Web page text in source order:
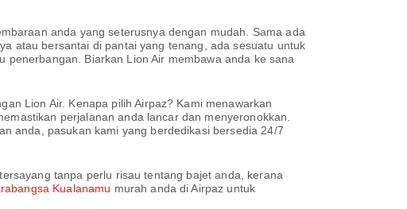
anda yang seterusnya dengan mudah. Sama ada
atau bersantai di pantai yang tenang, ada sesuatu untuk
Biarkan Lion Air membawa anda ke sana
Lion Air. Kenapa pilih Airpaz? Kami menawarkan
perjalanan anda lancar dan menyeronokkan.
anda, pasukan kami yang berdedikasi bersedia 24/7
tanpa perlu risau tentang bajet anda, kerana
Kualanamu murah anda di Airpaz untuk